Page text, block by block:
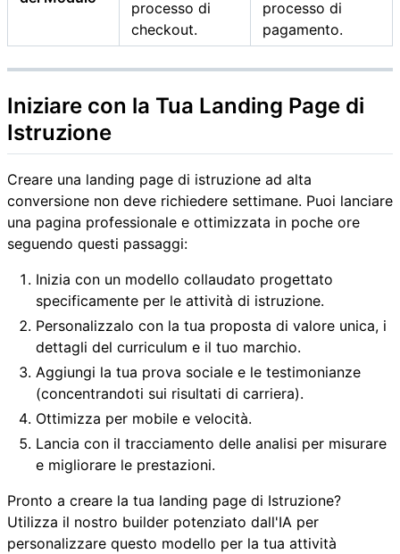
processo di
checkout.
processo di
pagamento.
Iniziare con la Tua Landing Page di
Istruzione
Creare una landing page di istruzione ad alta
conversione non deve richiedere settimane. Puoi lanciare
una pagina professionale e ottimizzata in poche ore
seguendo questi passaggi:
Inizia con un modello collaudato progettato
specificamente per le attività di istruzione.
Personalizzalo con la tua proposta di valore unica, i
dettagli del curriculum e il tuo marchio.
Aggiungi la tua prova sociale e le testimonianze
(concentrandoti sui risultati di carriera).
Ottimizza per mobile e velocità.
Lancia con il tracciamento delle analisi per misurare
e migliorare le prestazioni.
Pronto a creare la tua landing page di Istruzione?
Utilizza il nostro builder potenziato dall'IA per
personalizzare questo modello per la tua attività